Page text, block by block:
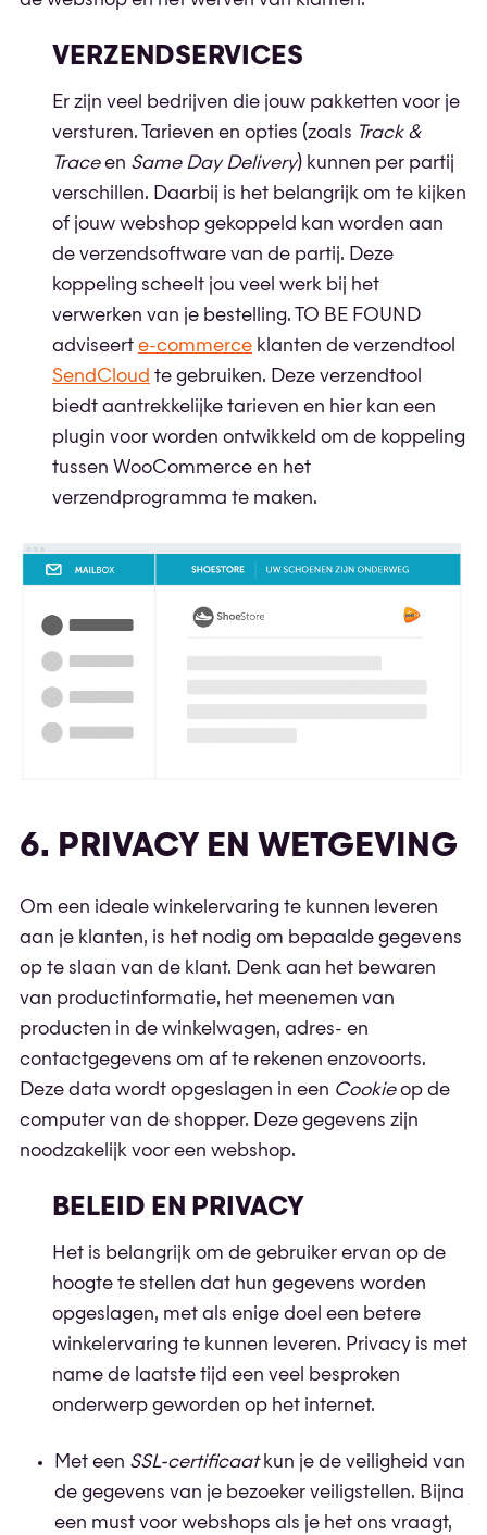
VERZENDSERVICES
Er zijn veel bedrijven die jouw pakketten voor je
versturen. Tarieven en opties (zoals Track &
Traceen Same Day Delivery) kunnen per partij
verschillen. Daarbij is het belangrijk om te kijken
of jouw webshop gekoppeld kan worden aan
de verzendsoftware van de partij. Deze
koppeling scheelt jou veel werk bij het
verwerken van je bestelling. TO BE FOUND
adviseert e-commerce klanten de verzendtool
SendCloud te gebruiken. Deze verzendtool
biedt aantrekkelijke tarieven en hier kan een
plugin voor worden ontwikkeld om de koppeling
tussen WooCommerce en het
verzendprogramma te maken.
6. PRIVACY EN WETGEVING
Om een ideale winkelervaring te kunnen leveren
aan je klanten, is het nodig om bepaalde gegevens
op te slaan van de klant. Denk aan het bewaren
van productinformatie, het meenemen van
producten in de winkelwagen, adres- en
contactgegevens om af te rekenen enzovoorts.
Deze data wordt opgeslagen in een Cookieop de
computer van de shopper. Deze gegevens zijn
noodzakelijk voor een webshop.
BELEID EN PRIVACY
Het is belangrijk om de gebruiker ervan op de
hoogte te stellen dat hun gegevens worden
opgeslagen, met als enige doel een betere
winkelervaring te kunnen leveren. Privacy is met
name de laatste tijd een veel besproken
onderwerp geworden op het internet.
Met een SSL-certificaatkun je de veiligheid van
de gegevens van je bezoeker veiligstellen. Bijna
een must voor webshops als je het ons vraagt,